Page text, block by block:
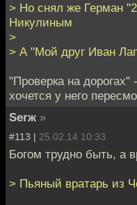
> Но снял же Герман
Никулиным
>
> А "Мой друг Иван
"Проверка на
хочется у него
Serж »
#113 | 25.02.14 10:33
Богом трудно быть, а
> Пьяный вратарь из